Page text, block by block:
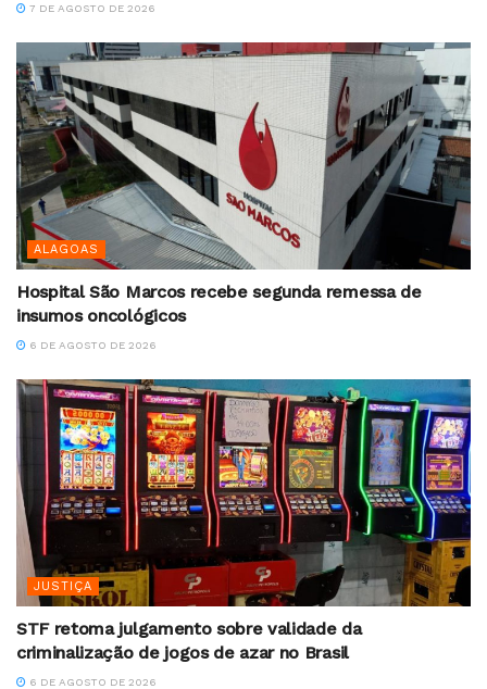
7 DE AGOSTO DE 2026
ALAGOAS
Hospital São Marcos recebe segunda remessa de
insumos oncológicos
6 DE AGOSTO DE 2026
JUSTIÇA
STF retoma julgamento sobre validade da
criminalização de jogos de azar no Brasil
6 DE AGOSTO DE 2026